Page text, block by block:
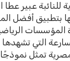
للنائبة عبير عطا
بتطبيق أفضل
المؤسسات
التي
تمثل